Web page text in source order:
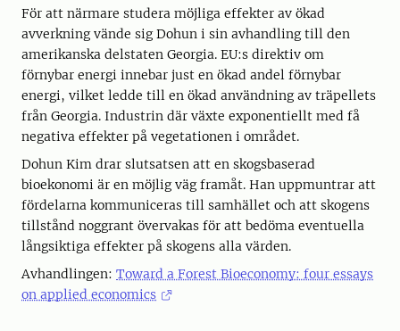
För att närmare studera möjliga effekter av ökad
avverkning vände sig Dohun i sin avhandling till den
amerikanska delstaten Georgia. EU:s direktiv om
förnybar energi innebar just en ökad andel förnybar
energi, vilket ledde till en ökad användning av träpellets
från Georgia. Industrin där växte exponentiellt med få
negativa effekter på vegetationen i området.
Dohun Kim drar slutsatsen att en skogsbaserad
bioekonomi är en möjlig väg framåt. Han uppmuntrar att
fördelarna kommuniceras till samhället och att skogens
tillstånd noggrant övervakas för att bedöma eventuella
långsiktiga effekter på skogens alla värden.
Avhandlingen: Toward a Forest Bioeconomy: four essays
on applied economics